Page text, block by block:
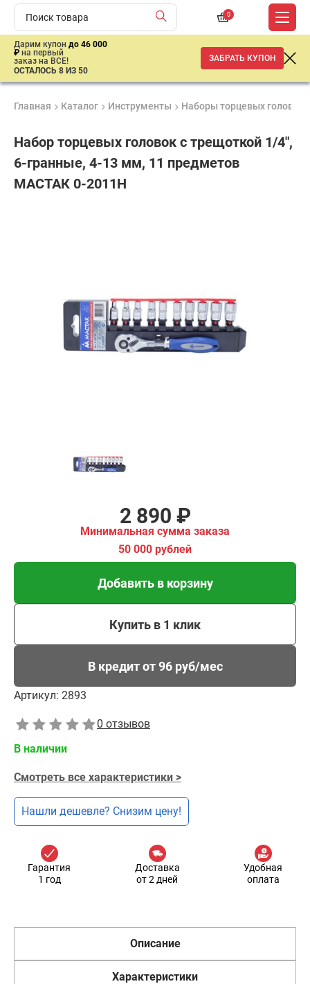
0
Дарим купон до 46 000
₽ на первый
заказ на ВСЕ!
ОСТАЛОСЬ 8 ИЗ 50
ЗАБРАТЬ КУПОН
Главная Каталог Инструменты Наборы торцевых головок
Набор торцевых головок с трещоткой 1/4",
6-гранные, 4-13 мм, 11 предметов
МАСТАК 0-2011H
2 890 ₽
Минимальная сумма заказа
50 000 рублей
Добавить в корзину
Купить в 1 клик
В кредит от 96 руб/мес
Артикул: 2893
0 отзывов
В наличии
Смотреть все характеристики >
Нашли дешевле? Снизим цену!
Гарантия
1 год
Доставка
от 2 дней
Удобная
оплата
Описание
Характеристики